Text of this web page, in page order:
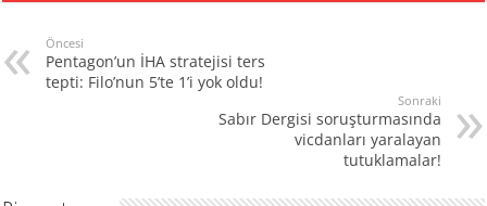
Öncesi
Pentagon’un İHA stratejisi ters
tepti: Filo’nun 5’te 1’i yok oldu!
Sonraki
Sabır Dergisi soruşturmasında
vicdanları yaralayan
tutuklamalar!